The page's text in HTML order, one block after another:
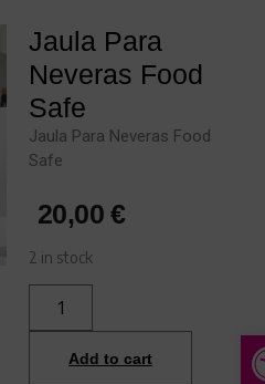
Jaula Para
Neveras Food
Safe
Jaula Para Neveras Food
Safe
20,00€
2 in stock
Add to cart